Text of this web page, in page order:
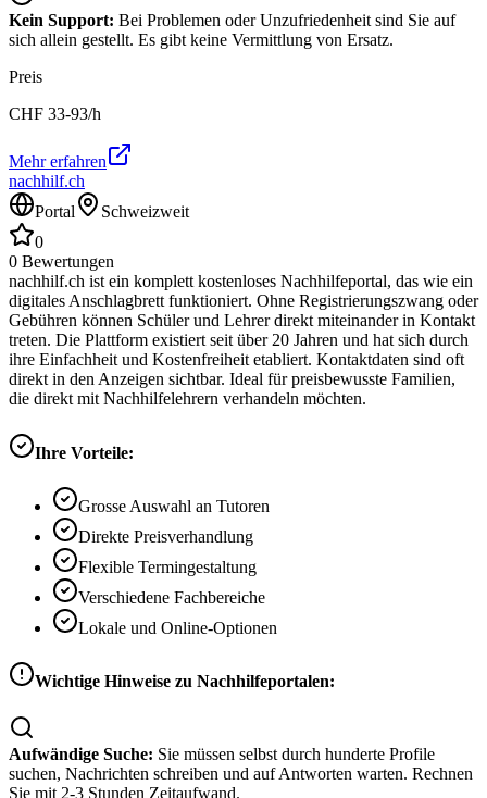
Kein Support: Bei Problemen oder Unzufriedenheit sind Sie auf
sich allein gestellt. Es gibt keine Vermittlung von Ersatz.
Preis
CHF 33-93/h
Mehr erfahren
nachhilf.ch
Portal
Schweizweit
0
0 Bewertungen
nachhilf.ch ist ein komplett kostenloses Nachhilfeportal, das wie ein
digitales Anschlagbrett funktioniert. Ohne Registrierungszwang oder
Gebühren können Schüler und Lehrer direkt miteinander in Kontakt
treten. Die Plattform existiert seit über 20 Jahren und hat sich durch
ihre Einfachheit und Kostenfreiheit etabliert. Kontaktdaten sind oft
direkt in den Anzeigen sichtbar. Ideal für preisbewusste Familien,
die direkt mit Nachhilfelehrern verhandeln möchten.
Ihre Vorteile:
Grosse Auswahl an Tutoren
Direkte Preisverhandlung
Flexible Termingestaltung
Verschiedene Fachbereiche
Lokale und Online-Optionen
Wichtige Hinweise zu Nachhilfeportalen:
Aufwändige Suche: Sie müssen selbst durch hunderte Profile
suchen, Nachrichten schreiben und auf Antworten warten. Rechnen
Sie mit 2-3 Stunden Zeitaufwand.